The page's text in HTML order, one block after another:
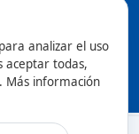
CookiesDPA
analizar el uso
aceptar todas,
Más información